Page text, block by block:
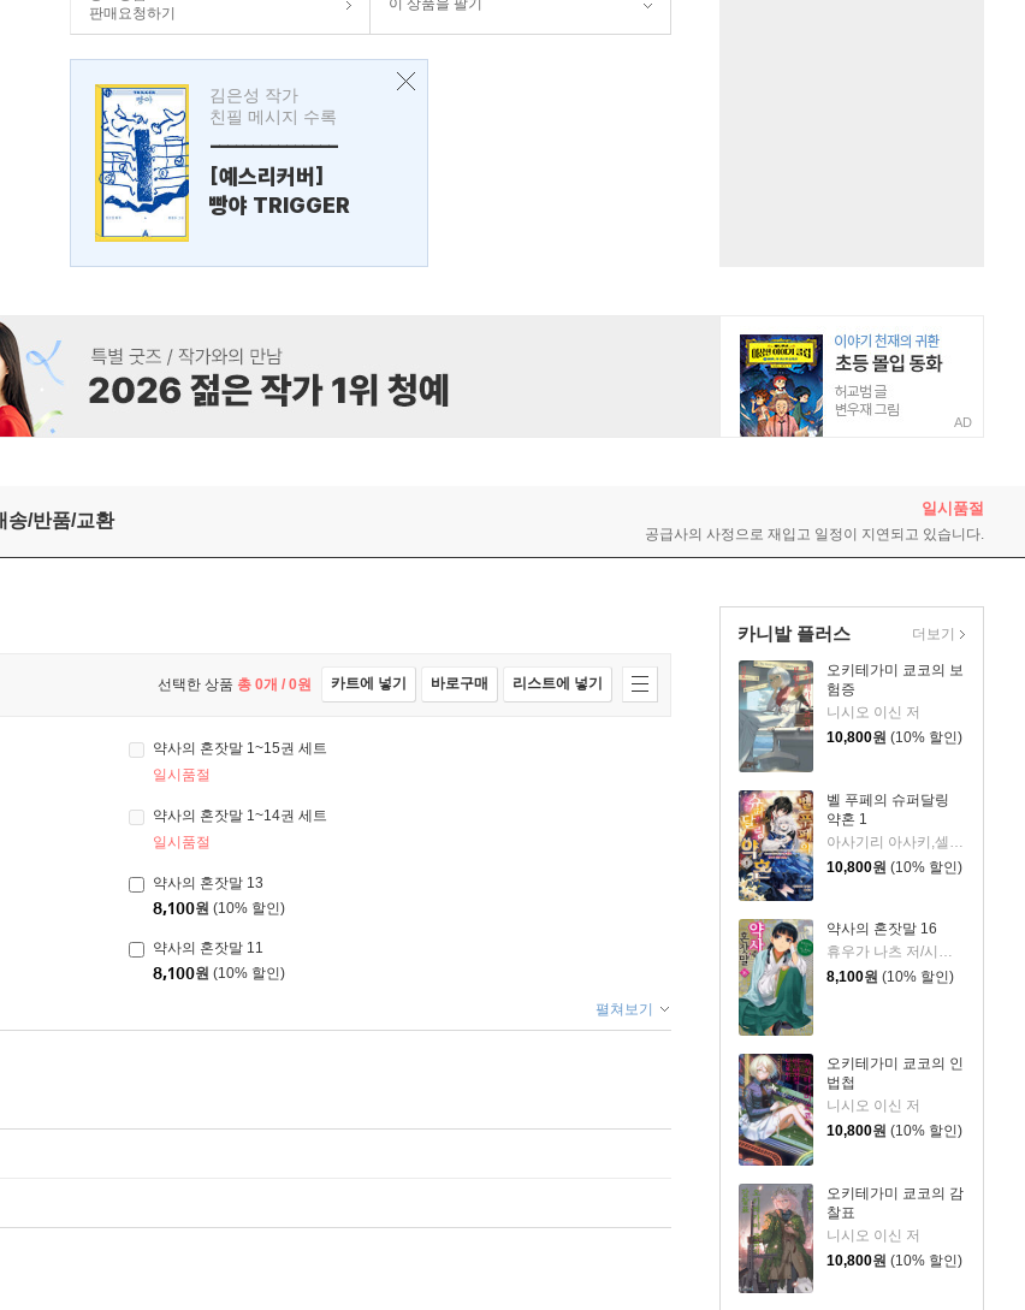
판매요청하기
이 상품을 팔기
김은성 작가
친필 메시지 수록
---------------
[예스리커버]
빵야 TRIGGER
AD
송/반품/교환
일시품절
공급사의 사정으로 재입고 일정이 지연되고 있습니다.
카니발 플러스
오키테가미 쿄코의 보
험증
니시오 이신 저
10,800원 (10% 할인)
벨 푸페의 슈퍼달링
약혼 1
아사기리 아사키,셀렌 저
10,800원 (10% 할인)
약사의 혼잣말 16
휴우가 나츠 저/시노 토우코 그림
8,100원 (10% 할인)
오키테가미 쿄코의 인
법첩
니시오 이신 저
10,800원 (10% 할인)
오키테가미 쿄코의 감
찰표
니시오 이신 저
10,800원 (10% 할인)
더보기
선택한 상품 총 0개 / 0원 카트에 넣기 바로구매 리스트에 넣기
약사의 혼잣말 1~15권 세트
일시품절
약사의 혼잣말 1~14권 세트
일시품절
약사의 혼잣말 13
8,100원 (10% 할인)
약사의 혼잣말 11
8,100원 (10% 할인)
펼쳐보기